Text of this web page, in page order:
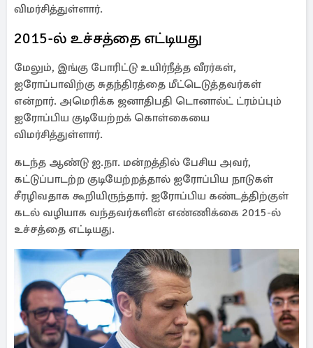
விமர்சித்துள்ளார்.
2015-ல் உச்சத்தை எட்டியது
மேலும், இங்கு போரிட்டு உயிர்நீத்த வீரர்கள்,
ஐரோப்பாவிற்கு சுதந்திரத்தை மீட்டெடுத்தவர்கள்
என்றார். அமெரிக்க ஜனாதிபதி டொனால்ட் ட்ரம்ப்பும்
ஐரோப்பிய குடியேற்றக் கொள்கையை
விமர்சித்துள்ளார்.
கடந்த ஆண்டு ஐ.நா. மன்றத்தில் பேசிய அவர்,
கட்டுப்பாடற்ற குடியேற்றத்தால் ஐரோப்பிய நாடுகள்
சீரழிவதாக கூறியிருந்தார். ஐரோப்பிய கண்டத்திற்குள்
கடல் வழியாக வந்தவர்களின் எண்ணிக்கை 2015-ல்
உச்சத்தை எட்டியது.